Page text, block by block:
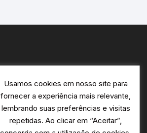
Usamos cookies em nosso site para
fornecer a experiência mais relevante,
lembrando suas preferências e visitas
repetidas. Ao clicar em “Aceitar”,